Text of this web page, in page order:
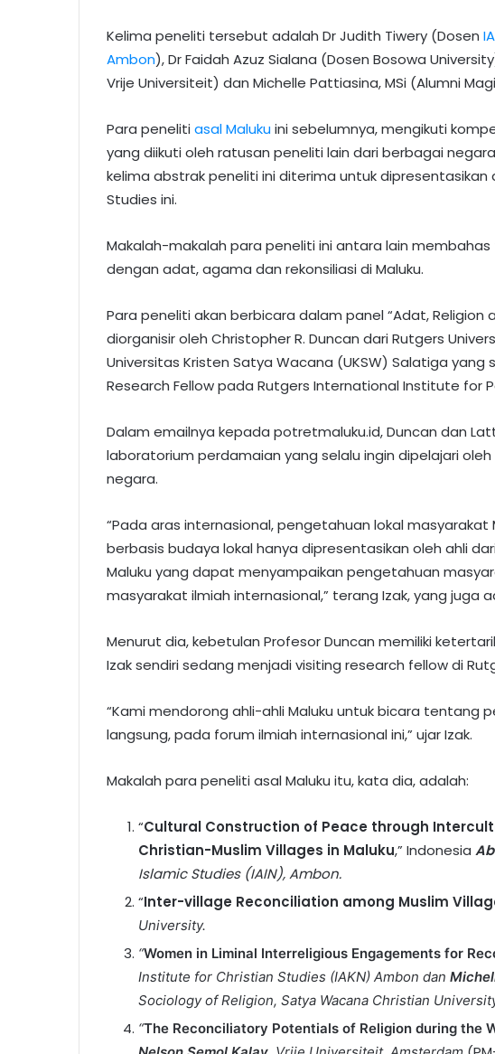
Kelima peneliti tersebut adalah Dr Judith Tiwery (Dosen
Ambon), Dr Faidah Azuz Sialana (Dosen Bosowa
Vrije Universiteit) dan Michelle Pattiasina, MSi (Alumni
Para penelitiasal Malukuini sebelumnya, mengikuti
yang diikuti oleh ratusan peneliti lain dari berbagai
kelima abstrak peneliti ini diterima untuk
Studies ini.
Makalah-makalah para peneliti ini antara lain
dengan adat, agama dan rekonsiliasi di Maluku.
Para peneliti akan berbicara dalam panel “Adat, Religion
diorganisir oleh Christopher R. Duncan dari Rutgers
Universitas Kristen Satya Wacana (UKSW) Salatiga
Research Fellow pada Rutgers International Institute for
Dalam emailnya kepada potretmaluku.id, Duncan dan
laboratorium perdamaian yang selalu ingin dipelajari
negara.
“Pada aras internasional, pengetahuan lokal
berbasis budaya lokal hanya dipresentasikan oleh ahli
Maluku yang dapat menyampaikan pengetahuan
masyarakat ilmiah internasional,” terang Izak, yang juga
Menurut dia, kebetulan Profesor Duncan memiliki
Izak sendiri sedang menjadi visiting research fellow di
“Kami mendorong ahli-ahli Maluku untuk bicara tentang
langsung, pada forum ilmiah internasional ini,” ujar Izak.
Makalah para peneliti asal Maluku itu, kata dia, adalah:
“Cultural Construction of Peace through
Christian-Muslim Villages in Maluku,” Indonesia
Islamic Studies (IAIN), Ambon.
“Inter-village Reconciliation among Muslim
University.
“Women in Liminal Interreligious Engagements for
Institute for Christian Studies (IAKN) Ambon dan
Sociology of Religion, Satya Wacana Christian
“The Reconciliatory Potentials of Religion during the